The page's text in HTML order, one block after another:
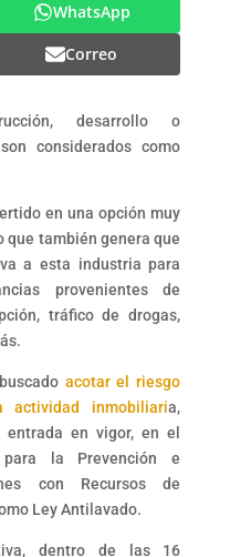
WhatsApp
Correo
desarrollo o
considerados como
en una opción muy
que también genera que
a esta industria para
provenientes de
tráfico de drogas,
acotar el riesgo
inmobiliaria,
en vigor, en el
la Prevención e
con Recursos de
Ley Antilavado.
dentro de las 16